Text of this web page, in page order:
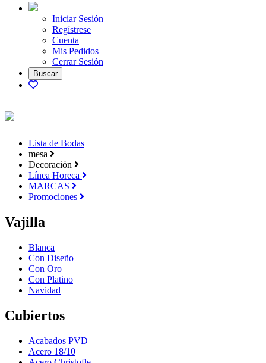
Iniciar Sesión
Regístrese
Cuenta
Mis Pedidos
Cerrar Sesión
Lista de Bodas
mesa
Decoración
Línea Horeca
MARCAS
Promociones
Vajilla
Blanca
Con Diseño
Con Oro
Con Platino
Navidad
Cubiertos
Acabados PVD
Acero 18/10